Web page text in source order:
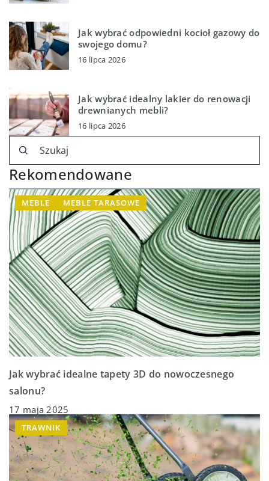
Jak wybrać odpowiedni kocioł gazowy do
swojego domu?
16 lipca 2026
Jak wybrać idealny lakier do renowacji
drewnianych mebli?
16 lipca 2026
Rekomendowane
MEBLE MEBLE TARASOWE
Jak wybrać idealne tapety 3D do nowoczesnego
salonu?
17 maja 2025
TRAWNIK